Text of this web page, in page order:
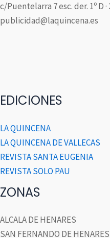
c/Puentelarra 7 esc. der. 1º D
publicidad@laquincena.es
EDICIONES
LA QUINCENA
LA QUINCENA DE VALLECAS
REVISTA SANTA EUGENIA
REVISTA SOLO PAU
ZONAS
ALCALA DE HENARES
SAN FERNANDO DE HENARES